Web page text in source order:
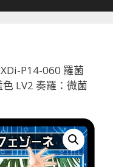
P14-060 羅菌
LV2 奏羅：微菌